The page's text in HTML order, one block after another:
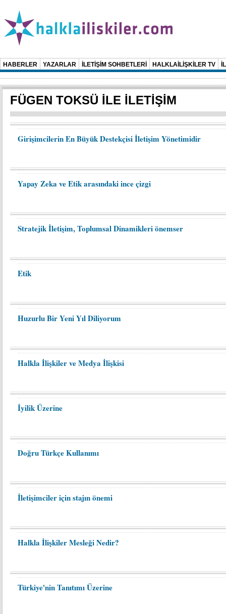
HABERLER YAZARLAR İLETİŞİM SOHBETLERİ HALKLAİLİŞKİLER TV
FÜGEN TOKSÜ İLE İLETİŞİM
Girişimcilerin En Büyük Destekçisi İletişim Yönetimidir
Yapay Zeka ve Etik arasındaki ince çizgi
Stratejik İletişim, Toplumsal Dinamikleri önemser
Etik
Huzurlu Bir Yeni Yıl Diliyorum
Halkla İlişkiler ve Medya İlişkisi
İyilik Üzerine
Doğru Türkçe Kullanımı
İletişimciler için stajın önemi
Halkla İlişkiler Mesleği Nedir?
Türkiye'nin Tanıtımı Üzerine